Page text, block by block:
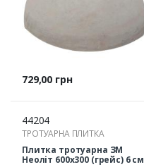
Ціна
729,00 грн
44204
ТРОТУАРНА ПЛИТКА
Плитка тротуарна ЗМ
Неоліт 600х300 (грейс) 6 см